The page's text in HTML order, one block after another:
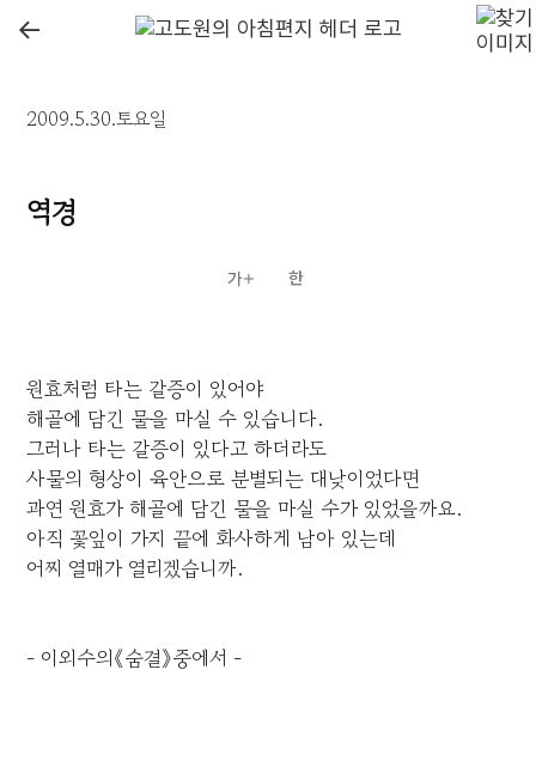
←
2009.5.30.토요일
역경
원효처럼 타는 갈증이 있어야
해골에 담긴 물을 마실 수 있습니다.
그러나 타는 갈증이 있다고 하더라도
사물의 형상이 육안으로 분별되는 대낮이었다면
과연 원효가 해골에 담긴 물을 마실 수가 있었을까요.
아직 꽃잎이 가지 끝에 화사하게 남아 있는데
어찌 열매가 열리겠습니까.
- 이외수의《숨결》중에서 -